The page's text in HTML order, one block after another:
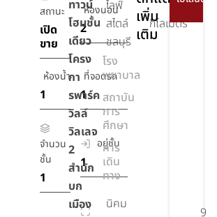
สถานะ
เปิด
ขาย
ห้องนอน
2
ห้องน้ำ
1
ที่จอดรถ
1
จำนวน
ชั้น
1
อยู่ชั้น
1
ทาวน์
โฮมชั้น
เดียว
โครง
กา
รพาร์ค
วิลล์
วิลเลจ
2
สำนัก
บก
เมือง
ไลฟ์
สไตล์
ชลบุรี
6
กิโลเมตร
โรง
พยาบาล
สถาบัน
การ
ศึกษา
การ
เดิน
ทาง
นิคม
9
เพิ่ม
เติม